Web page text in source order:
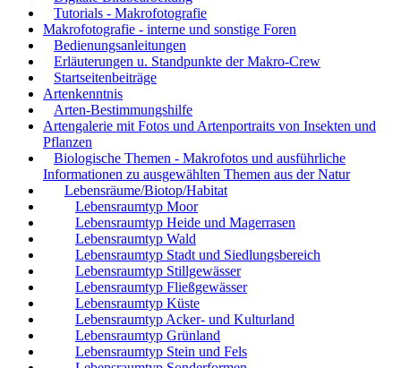
Tutorials - Makrofotografie
Makrofotografie - interne und sonstige Foren
Bedienungsanleitungen
Erläuterungen u. Standpunkte der Makro-Crew
Startseitenbeiträge
Artenkenntnis
Arten-Bestimmungshilfe
Artengalerie mit Fotos und Artenportraits von Insekten und
Pflanzen
Biologische Themen - Makrofotos und ausführliche
Informationen zu ausgewählten Themen aus der Natur
Lebensräume/Biotop/Habitat
Lebensraumtyp Moor
Lebensraumtyp Heide und Magerrasen
Lebensraumtyp Wald
Lebensraumtyp Stadt und Siedlungsbereich
Lebensraumtyp Stillgewässer
Lebensraumtyp Fließgewässer
Lebensraumtyp Küste
Lebensraumtyp Acker- und Kulturland
Lebensraumtyp Grünland
Lebensraumtyp Stein und Fels